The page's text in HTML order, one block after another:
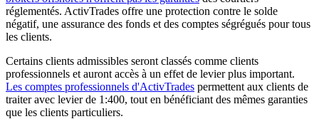
réglementés. ActivTrades offre une protection contre le solde
négatif, une assurance des fonds et des comptes ségrégués pour tous
les clients.
Certains clients admissibles seront classés comme clients
professionnels et auront accès à un effet de levier plus important.
Les comptes professionnels d'ActivTrades permettent aux clients de
traiter avec levier de 1:400, tout en bénéficiant des mêmes garanties
que les clients particuliers.